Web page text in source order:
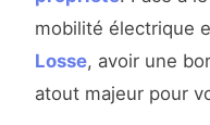
mobilité électrique
Losse, avoir une
atout majeur pour